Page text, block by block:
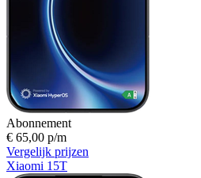
Abonnement
€ 65,00 p/m
Vergelijk prijzen
Xiaomi 15T